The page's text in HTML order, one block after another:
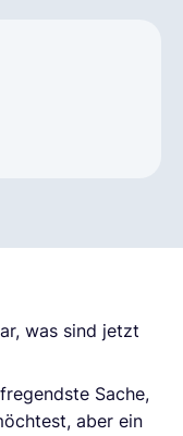
was sind jetzt
Sache,
aber ein